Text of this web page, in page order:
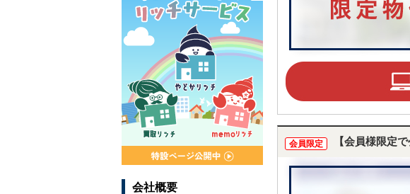
会員限定 【会員様限定で
会社概要